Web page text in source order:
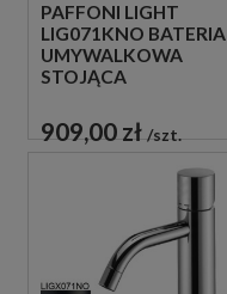
PAFFONI LIGHT
LIG071KNO BATERIA
UMYWALKOWA
STOJĄCA
CZARNA
909,00 zł szt.